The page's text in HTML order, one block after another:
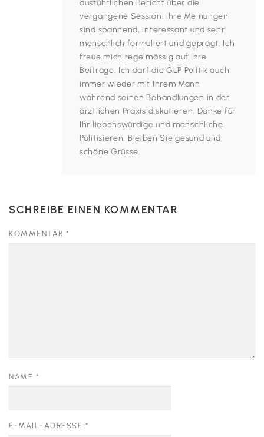
ausführlichen Bericht über die
vergangene Session. Ihre Meinungen
sind spannend, interessant und sehr
menschlich formuliert und geprägt. Ich
freue mich regelmässig auf Ihre
Beiträge. Ich darf die GLP Politik auch
immer wieder mit Ihrem Mann
während seinen Behandlungen in der
ärztlichen Praxis diskutieren. Danke für
Ihr liebenswürdige und menschliche
Politisieren. Bleiben Sie gesund und
schöne Grüsse.
SCHREIBE EINEN KOMMENTAR
KOMMENTAR *
NAME *
E-MAIL-ADRESSE *